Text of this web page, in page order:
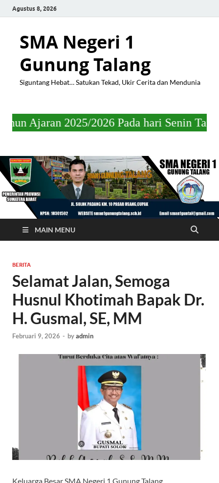
Agustus 8, 2026
SMA Negeri 1
Gunung Talang
Siguntang Hebat… Satukan Tekad, Ukir Cerita dan Mendunia
2026 Pada hari Senin Tanggal
MAIN MENU
BERITA
Selamat Jalan, Semoga
Husnul Khotimah Bapak Dr.
H. Gusmal, SE, MM
Februari 9, 2026 - byadmin
Keluarga Besar SMA Negeri 1 Gunung Talang